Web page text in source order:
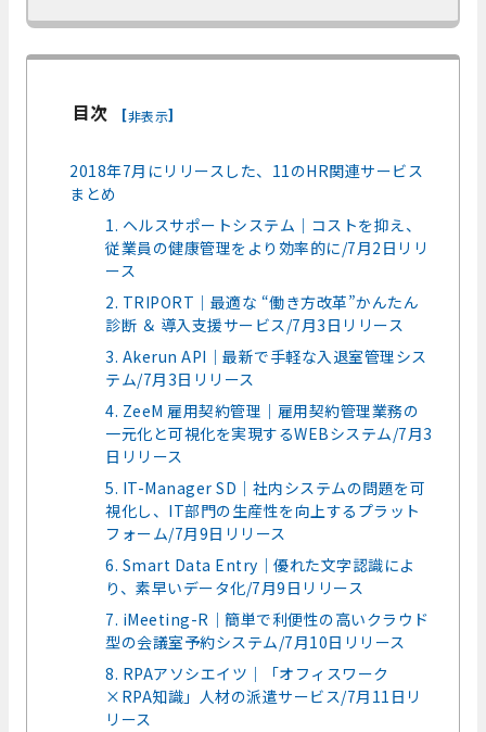
目次 [非表示]
2018年7月にリリースした、11のHR関連サービス
まとめ
1. ヘルスサポートシステム｜コストを抑え、
従業員の健康管理をより効率的に/7月2日リリ
ース
2. TRIPORT｜最適な “働き方改革”かんたん
診断 ＆ 導入支援サービス/7月3日リリース
3. Akerun API｜最新で手軽な入退室管理シス
テム/7月3日リリース
4. ZeeM 雇用契約管理｜雇用契約管理業務の
一元化と可視化を実現するWEBシステム/7月3
日リリース
5. IT-Manager SD｜社内システムの問題を可
視化し、IT部門の生産性を向上するプラット
フォーム/7月9日リリース
6. Smart Data Entry｜優れた文字認識によ
り、素早いデータ化/7月9日リリース
7. iMeeting-R｜簡単で利便性の高いクラウド
型の会議室予約システム/7月10日リリース
8. RPAアソシエイツ｜「オフィスワーク
×RPA知識」人材の派遣サービス/7月11日リ
リース